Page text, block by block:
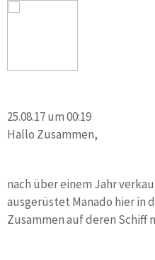
25.08.17 um 00:19
Hallo Zusammen,
nach über einem Jahr
ausgerüstet Manado hier in
Zusammen auf deren Schiff